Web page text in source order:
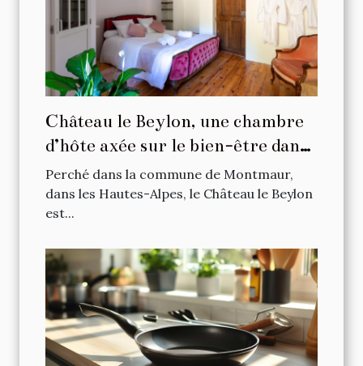
Château le Beylon, une chambre
d’hôte axée sur le bien-être dans
les Hautes-Alpes
Perché dans la commune de Montmaur,
dans les Hautes-Alpes, le Château le Beylon
est...